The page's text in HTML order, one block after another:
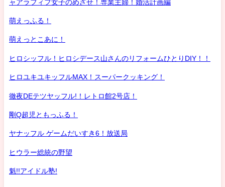
ャアラフィフ女子のめざせ！専業主婦！婚活計画編
萌えっふる！
萌えっとこあに！
ヒロシッフル！ヒロシデース山さんのリフォームひとりDIY！！
ヒロユキユキッフルMAX！スーパークッキング！
徹夜DEテツヤッフル!！レトロ館2号店！
剛Q超児ともっふる！
ヤナッフル ゲームだいすき6！放送局
ヒウラー総統の野望
魁!!アイドル塾!